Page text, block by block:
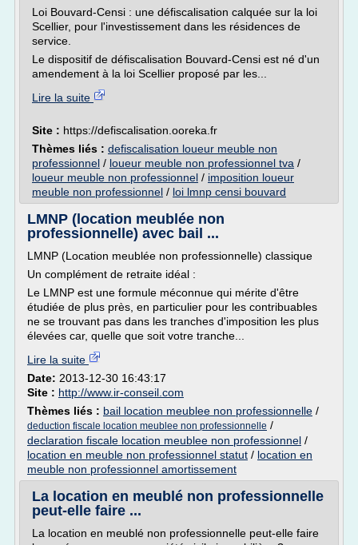
Loi Bouvard-Censi : une défiscalisation calquée sur la loi
Scellier, pour l'investissement dans les résidences de
service.
Le dispositif de défiscalisation Bouvard-Censi est né d'un
amendement à la loi Scellier proposé par les...
Lire la suite
Site : https://defiscalisation.ooreka.fr
Thèmes liés : defiscalisation loueur meuble non
professionnel / loueur meuble non professionnel tva /
loueur meuble non professionnel / imposition loueur
meuble non professionnel / loi lmnp censi bouvard
LMNP (location meublée non
professionnelle) avec bail ...
LMNP (Location meublée non professionnelle) classique
Un complément de retraite idéal :
Le LMNP est une formule méconnue qui mérite d'être
étudiée de plus près, en particulier pour les contribuables
ne se trouvant pas dans les tranches d'imposition les plus
élevées car, quelle que soit votre tranche...
Lire la suite
Date: 2013-12-30 16:43:17
Site : http://www.ir-conseil.com
Thèmes liés : bail location meublee non professionnelle /
deduction fiscale location meublee non professionnelle /
declaration fiscale location meublee non professionnel /
location en meuble non professionnel statut / location en
meuble non professionnel amortissement
La location en meublé non professionnelle
peut-elle faire ...
La location en meublé non professionnelle peut-elle faire